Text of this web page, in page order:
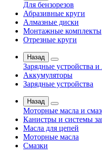
Для бензорезов
Абразивные круги
Алмазные диски
Монтажные комплекты
Отрезные круги
Назад
Зарядные устройства
Аккумуляторы
Зарядные устройства
Назад
Моторные масла и
Канистры и системы
Масла для цепей
Моторные масла
Смазки